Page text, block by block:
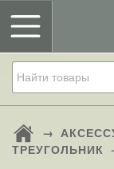
→
ТРЕУГОЛЬНИК